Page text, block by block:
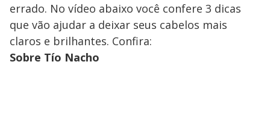
errado. No vídeo abaixo você confere 3 dicas
que vão ajudar a deixar seus cabelos mais
claros e brilhantes. Confira:
Sobre Tío Nacho